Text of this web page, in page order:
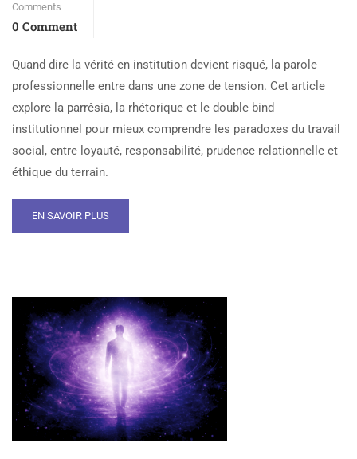
Comments
0 Comment
Quand dire la vérité en institution devient risqué, la parole
professionnelle entre dans une zone de tension. Cet article
explore la parrêsia, la rhétorique et le double bind
institutionnel pour mieux comprendre les paradoxes du travail
social, entre loyauté, responsabilité, prudence relationnelle et
éthique du terrain.
EN SAVOIR PLUS